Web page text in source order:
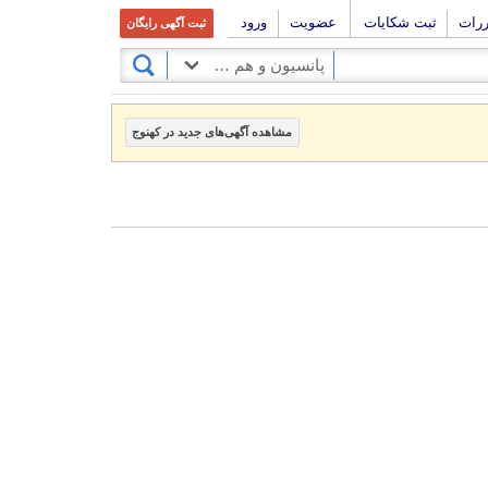
ثبت شکایات عضویت ورود ثبت آگهی رایگان
پانسیون و هم خانه، اجاره اتاق
مشاهده آگهی‌های جدید در کهنوج